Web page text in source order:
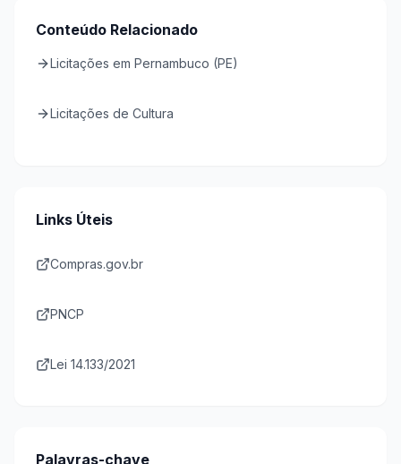
Conteúdo Relacionado
Licitações em Pernambuco (PE)
Licitações de Cultura
Links Úteis
Compras.gov.br
PNCP
Lei 14.133/2021
Palavras-chave